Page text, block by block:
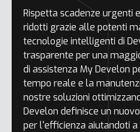
Rispetta scadenze urgenti
ridotti grazie alle potenti
tecnologie intelligenti di
trasparente per una
di assistenza My Develon
tempo reale e la
nostre soluzioni
Develon definisce un
per l'efficienza aiutandoti